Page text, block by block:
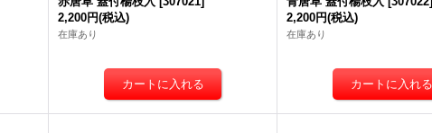
2,200円(税込)
在庫あり
2,200円(税込)
在庫あり